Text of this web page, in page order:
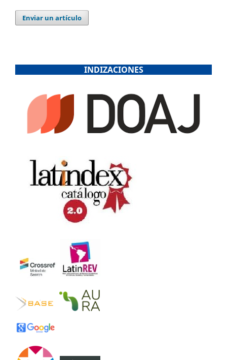
Enviar un artículo
INDIZACIONES